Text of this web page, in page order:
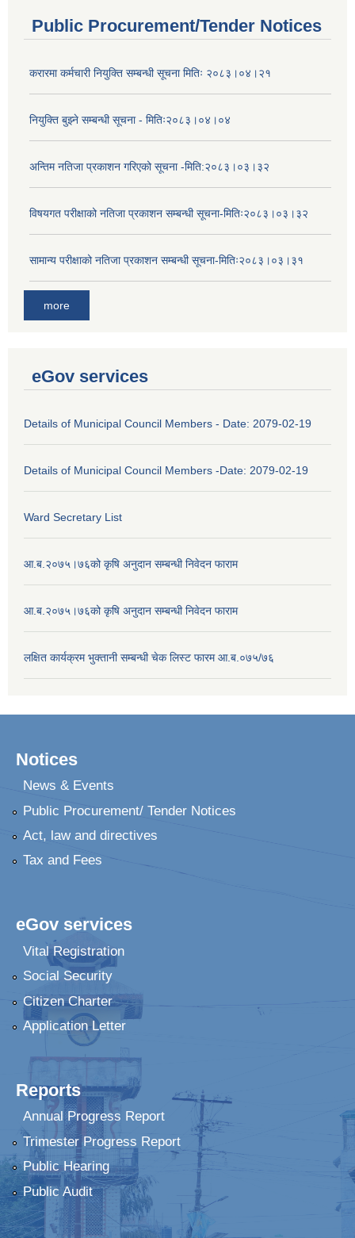
Public Procurement/Tender Notices
करारमा कर्मचारी नियुक्ति सम्बन्धी सूचना मितिः २०८३।०४।२१
नियुक्ति बुझ्ने सम्बन्धी सूचना - मितिः२०८३।०४।०४
अन्तिम नतिजा प्रकाशन गरिएको सूचना -मिति:२०८३।०३।३२
विषयगत परीक्षाको नतिजा प्रकाशन सम्बन्धी सूचना-मितिः२०८३।०३।३२
सामान्य परीक्षाको नतिजा प्रकाशन सम्बन्धी सूचना-मितिः२०८३।०३।३१
more
eGov services
Details of Municipal Council Members - Date: 2079-02-19
Details of Municipal Council Members -Date: 2079-02-19
Ward Secretary List
आ.ब.२०७५।७६को कृषि अनुदान सम्बन्धी निवेदन फाराम
आ.ब.२०७५।७६को कृषि अनुदान सम्बन्धी निवेदन फाराम
लक्षित कार्यक्रम भुक्तानी सम्बन्धी चेक लिस्ट फारम आ.ब.०७५/७६
Notices
News & Events
Public Procurement/ Tender Notices
Act, law and directives
Tax and Fees
eGov services
Vital Registration
Social Security
Citizen Charter
Application Letter
Reports
Annual Progress Report
Trimester Progress Report
Public Hearing
Public Audit